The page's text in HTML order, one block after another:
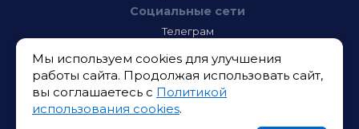
Социальные сети
Телеграм
Инстаграм
Тик-Ток
Одноклассники
ВК
Мы используем cookies для улучшения
работы сайта. Продолжая использовать сайт,
вы соглашаетесь с Политикой
использования cookies.